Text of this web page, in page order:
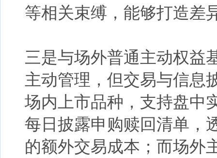
等相关束缚，能够打造差
三是与场外普通主动权益
主动管理，但交易与信息
场内上市品种，支持盘中
每日披露申购赎回清单，
的额外交易成本；而场外